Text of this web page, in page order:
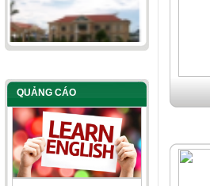
QUẢNG CÁO